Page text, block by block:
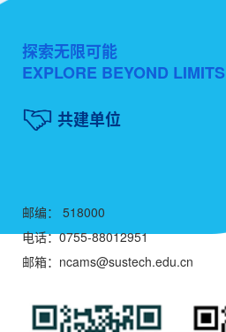
探索无限可能
EXPLORE BEYOND LIMITS
共建单位
邮编： 518000
电话：0755-88012951
邮箱：ncams@sustech.edu.cn